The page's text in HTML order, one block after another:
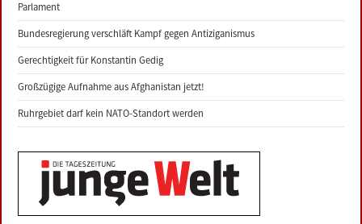
Parlament
Bundesregierung verschläft Kampf gegen Antiziganismus
Gerechtigkeit für Konstantin Gedig
Großzügige Aufnahme aus Afghanistan jetzt!
Ruhrgebiet darf kein NATO-Standort werden